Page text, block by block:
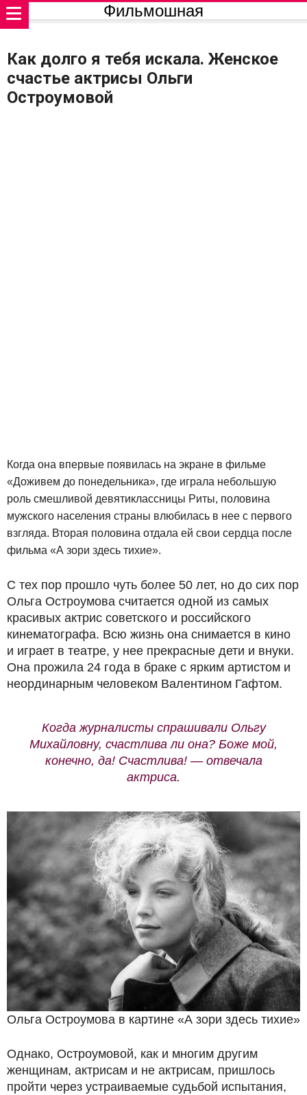
Фильмошная
Как долго я тебя искала. Женское
счастье актрисы Ольги
Остроумовой
Когда она впервые появилась на экране в фильме
«Доживем до понедельника», где играла небольшую
роль смешливой девятиклассницы Риты, половина
мужского населения страны влюбилась в нее с первого
взгляда. Вторая половина отдала ей свои сердца после
фильма «А зори здесь тихие».
С тех пор прошло чуть более 50 лет, но до сих пор
Ольга Остроумова считается одной из самых
красивых актрис советского и российского
кинематографа. Всю жизнь она снимается в кино
и играет в театре, у нее прекрасные дети и внуки.
Она прожила 24 года в браке с ярким артистом и
неординарным человеком Валентином Гафтом.
Когда журналисты спрашивали Ольгу
Михайловну, счастлива ли она? Боже мой,
конечно, да! Счастлива! — отвечала
актриса.
Ольга Остроумова в картине «А зори здесь тихие»
Однако, Остроумовой, как и многим другим
женщинам, актрисам и не актрисам, пришлось
пройти через устраиваемые судьбой испытания,